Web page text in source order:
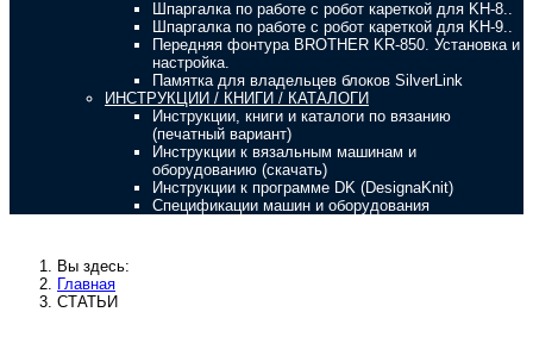
Шпаргалка по работе с робот кареткой для KH-8..
Шпаргалка по работе с робот кареткой для KH-9..
Передняя фонтура BROTHER KR-850. Установка и
настройка.
Памятка для владельцев блоков SilverLink
ИНСТРУКЦИИ / КНИГИ / КАТАЛОГИ
Инструкции, книги и каталоги по вязанию
(печатный вариант)
Инструкции к вязальным машинам и
оборудованию (скачать)
Инструкции к программе DK (DesignaKnit)
Спецификации машин и оборудования
Вы здесь:
Главная
СТАТЬИ